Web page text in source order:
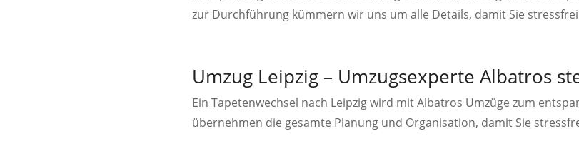
zur Durchführung kümmern wir uns um alle Details, damit Sie
Umzug Leipzig – Umzugsexperte Albatros
Ein Tapetenwechsel nach Leipzig wird mit Albatros Umzüge zum
übernehmen die gesamte Planung und Organisation, damit Sie